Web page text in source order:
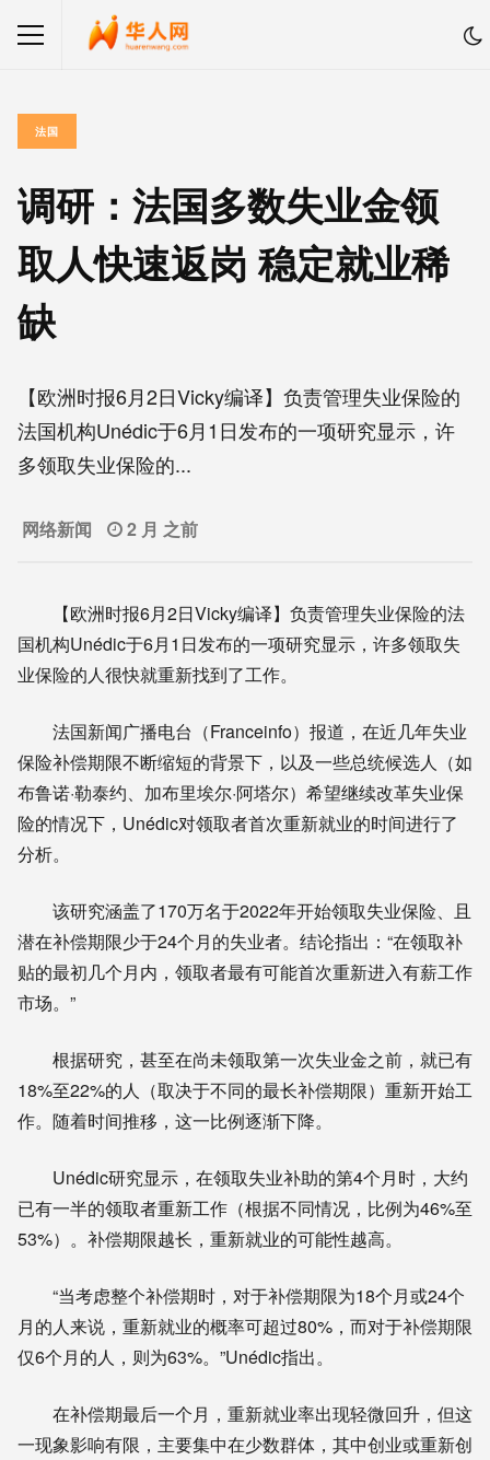
法国
调研：法国多数失业金领
取人快速返岗 稳定就业稀
缺
【欧洲时报6月2日Vicky编译】负责管理失业保险的
法国机构Unédic于6月1日发布的一项研究显示，许
多领取失业保险的...
网络新闻 2 月 之前
【欧洲时报6月2日Vicky编译】负责管理失业保险的法
国机构Unédic于6月1日发布的一项研究显示，许多领取失
业保险的人很快就重新找到了工作。
法国新闻广播电台（Franceinfo）报道，在近几年失业
保险补偿期限不断缩短的背景下，以及一些总统候选人（如
布鲁诺·勒泰约、加布里埃尔·阿塔尔）希望继续改革失业保
险的情况下，Unédic对领取者首次重新就业的时间进行了
分析。
该研究涵盖了170万名于2022年开始领取失业保险、且
潜在补偿期限少于24个月的失业者。结论指出：“在领取补
贴的最初几个月内，领取者最有可能首次重新进入有薪工作
市场。”
根据研究，甚至在尚未领取第一次失业金之前，就已有
18%至22%的人（取决于不同的最长补偿期限）重新开始工
作。随着时间推移，这一比例逐渐下降。
Unédic研究显示，在领取失业补助的第4个月时，大约
已有一半的领取者重新工作（根据不同情况，比例为46%至
53%）。补偿期限越长，重新就业的可能性越高。
“当考虑整个补偿期时，对于补偿期限为18个月或24个
月的人来说，重新就业的概率可超过80%，而对于补偿期限
仅6个月的人，则为63%。”Unédic指出。
在补偿期最后一个月，重新就业率出现轻微回升，但这
一现象影响有限，主要集中在少数群体，其中创业或重新创